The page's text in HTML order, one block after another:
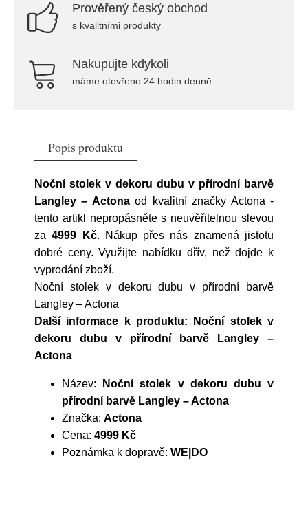
Prověřený český obchod
s kvalitními produkty
Nakupujte kdykoli
máme otevřeno 24 hodin denně
Popis produktu
Noční stolek v dekoru dubu v přírodní barvě
Langley – Actonaod kvalitní značky Actona -
tento artikl nepropásněte s neuvěřitelnou slevou
za4999 Kč. Nákup přes nás znamená jistotu
dobré ceny. Využijte nabídku dřív, než dojde k
vyprodání zboží.
Noční stolek v dekoru dubu v přírodní barvě
Langley – Actona
Další informace k produktu: Noční stolek v
dekoru dubu v přírodní barvě Langley –
Actona
Název:
Noční stolek v dekoru dubu v
přírodní barvě Langley – Actona
Značka: Actona
Cena: 4999 Kč
Poznámka k dopravě: WE|DO